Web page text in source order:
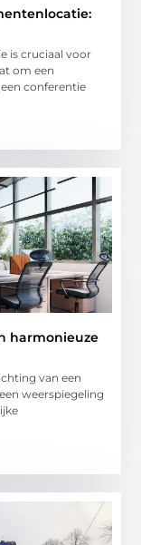
is cruciaal voor
om een
conferentie
harmonieuze
van een
weerspiegeling